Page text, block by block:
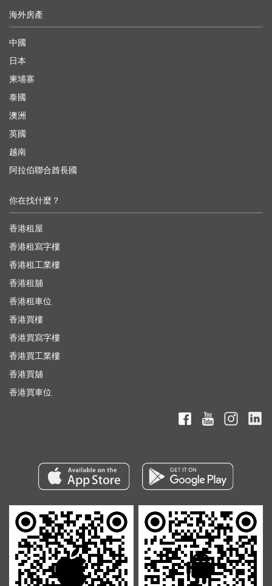
海外房產
中國
日本
柬埔寨
泰國
澳洲
英國
越南
阿拉伯聯合酋長國
你在找什麼？
香港租屋
香港租寫字樓
香港租工業樓
香港租舖
香港租車位
香港買樓
香港買寫字樓
香港買工業樓
香港買舖
香港買車位